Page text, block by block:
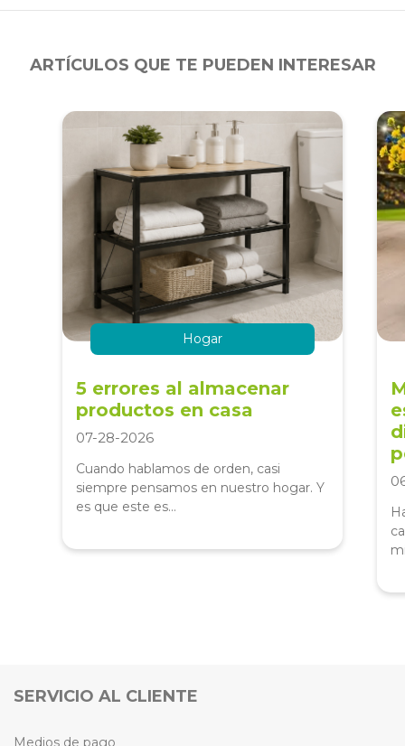
ARTÍCULOS QUE TE PUEDEN INTERESAR
5 errores al almacenar
productos en casa
07-28-2026
Cuando hablamos de orden, casi
siempre pensamos en nuestro hogar. Y
es que este es...
Hogar
SERVICIO AL CLIENTE
Medios de pago